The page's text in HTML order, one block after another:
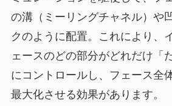
の溝（ミーリングチャネル）や
クのように配置。これにより、
ェースのどの部分がどれだけ「
にコントロールし、
フェース全
最大化させる効果があります。